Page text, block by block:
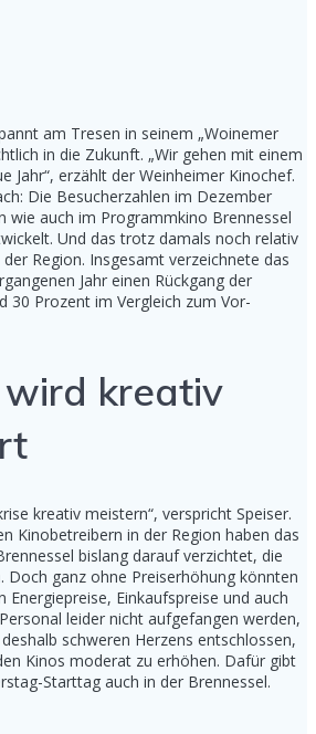
am Tresen in seinem „Woinemer
in die Zukunft. „Wir gehen mit einem
Jahr“, erzählt der Weinheimer Kinochef.
Die Besucherzahlen im Dezember
wie auch im Programmkino Brennessel
Und das trotz damals noch relativ
Region. Insgesamt verzeichnete das
Jahr einen Rückgang der
30 Prozent im Vergleich zum Vor-
wird kreativ
kreativ meistern“, verspricht Speiser.
Kinobetreibern in der Region haben das
bislang darauf verzichtet, die
Doch ganz ohne Preiserhöhung könnten
Energiepreise, Einkaufspreise und auch
leider nicht aufgefangen werden,
schweren Herzens entschlossen,
Kinos moderat zu erhöhen. Dafür gibt
Starttag auch in der Brennessel.